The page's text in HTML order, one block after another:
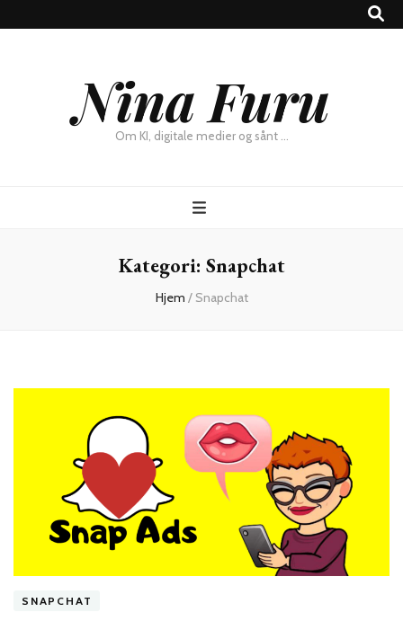
Nina Furu
Om KI, digitale medier og sånt …
Kategori: Snapchat
Hjem / Snapchat
SNAPCHAT